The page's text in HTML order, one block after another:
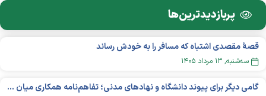
پربازدید‌ترین‌ها
قصهٔ مقصدی اشتباه که مسافر را به خودش رساند
سه‌شنبه, ۱۳ مرداد ۱۴۰۵
گامی دیگر برای پیوند دانشگاه و نهادهای مدنی؛ تفاهم‌نامه همکاری میان «شبکه ملی» و «دانشگاه هنر ایران» منعقد شد